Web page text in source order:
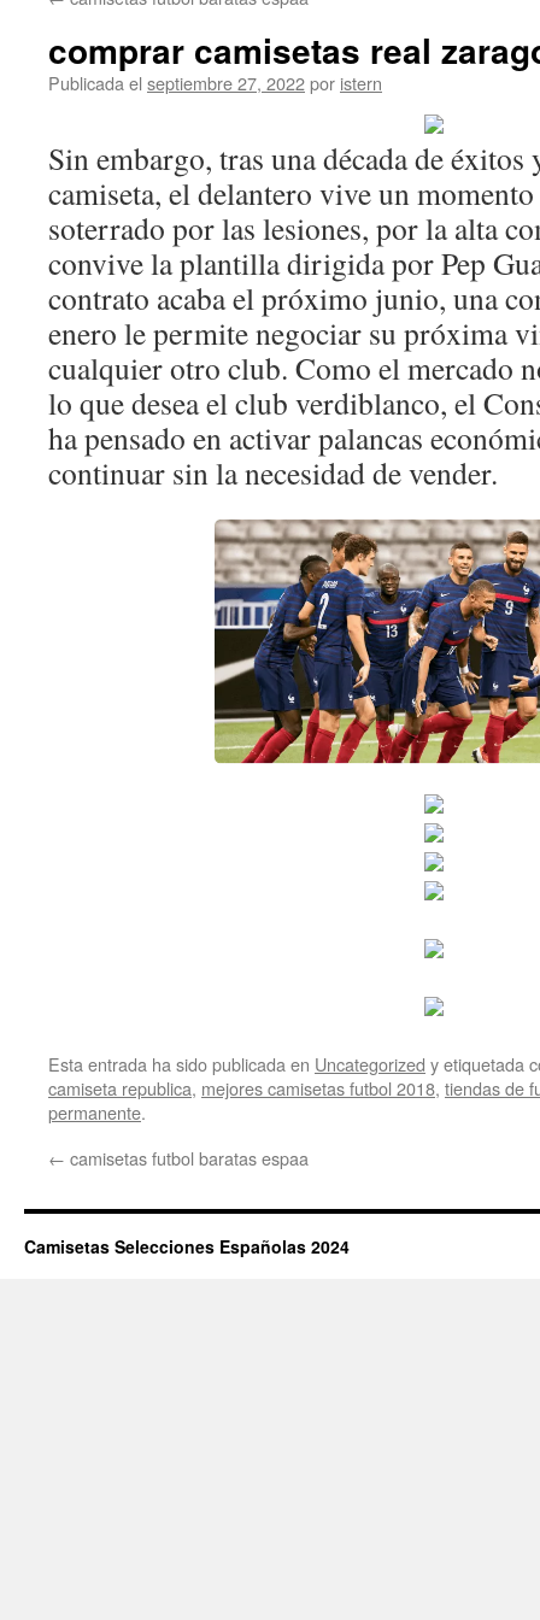
comprar camisetas real
Publicada el septiembre 27, 2022por istern
Sin embargo, tras una década de éxitos
camiseta, el delantero vive un
soterrado por las lesiones, por la alta
convive la plantilla dirigida por Pep
contrato acaba el próximo junio, una
enero le permite negociar su próxima
cualquier otro club. Como el mercado
lo que desea el club verdiblanco, el
ha pensado en activar palancas
continuar sin la necesidad de vender.
Esta entrada ha sido publicada en Uncategorized y etiquetada
camiseta republica, mejores camisetas futbol 2018, tiendas de
permanente.
← camisetas futbol baratas espaa
Camisetas Selecciones Españolas 2024